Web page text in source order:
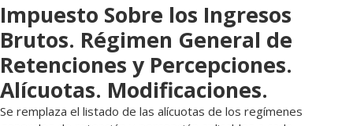
Impuesto Sobre los Ingresos
Brutos. Régimen General de
Retenciones y Percepciones.
Alícuotas. Modificaciones.
Se remplaza el listado de las alícuotas de los regímenes